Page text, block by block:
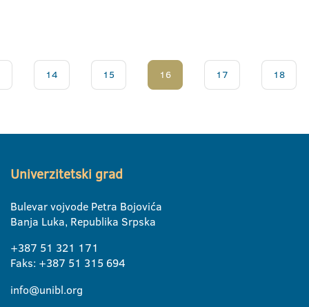
14 15 16 17 18
Univerzitetski grad
Bulevar vojvode Petra Bojovića
Banja Luka, Republika Srpska
+387 51 321 171
Faks: +387 51 315 694
info@unibl.org